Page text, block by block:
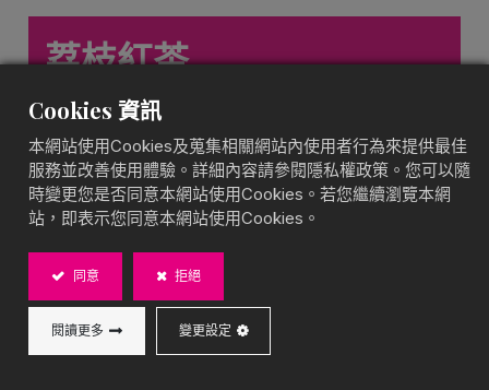
荔枝紅茶
水果茶盒裝
花果交織，典雅迷人
BOBA CHiC 荔枝玫瑰紅茶，結合荔枝的蜜香果韻與玫
瑰的優雅花香，搭配醇厚紅茶，帶來細膩且層次豐富的
果茶風味。即沖即飲，無需額外調製，無麩質、全素、
果茶體驗！
內容物：
20g 荔枝紅茶粉*6
Cookies 資訊
本網站使用Cookies及蒐集相關網站內使用者行為來提供最佳
服務並改善使用體驗。詳細內容請參閱隱私權政策。您可以隨
時變更您是否同意本網站使用Cookies。若您繼續瀏覽本網
站，即表示您同意本網站使用Cookies。
同意 拒絕
閱讀更多 變更設定